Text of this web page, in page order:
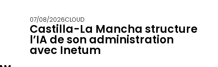
07/08/2026CLOUD
Castilla-La Mancha structure
l’IA de son administration
avec Inetum